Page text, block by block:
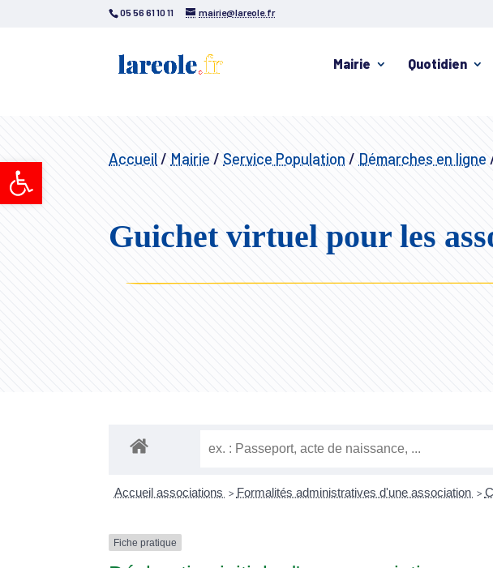
Ouvrir la barre d’outils
05 56 61 10 11 mairie@lareole.fr
Mairie Quotidien
Accueil / Mairie / Service Population / Démarches en ligne
Guichet virtuel pour les
Accueil associations > Formalités administratives d'une association >
Fiche pratique